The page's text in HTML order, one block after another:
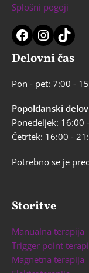
Splošni pogoji
Facebook
TikTok
Delovni čas
Pon - pet: 7:00 -
Popoldanski
Ponedeljek: 16:00
Četrtek: 16:00 -
Potrebno se je
Storitve
Manualna terapija
Trigger point
Magnetna terapija